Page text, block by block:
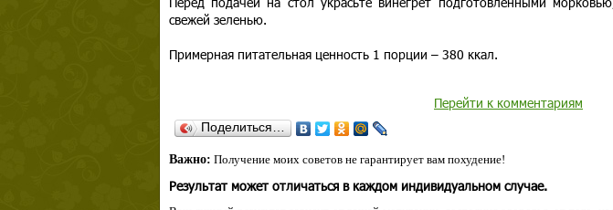
свежей зеленью.
Примерная питательная ценность 1 порции – 380 ккал.
Перейти к комментариям
Поделиться…
Важно: Получение моих советов не гарантирует вам похудение!
Результат может отличаться в каждом индивидуальном случае.